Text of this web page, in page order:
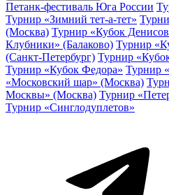
Петанк-фестиваль Юга России
Турнир «Зимний тет-а-тет»
(Москва) Турнир «Кубок
Клубники» (Балаково) Турнир
(Санкт-Петербург) Турнир
Турнир «Кубок Федора» Турнир
«Московский шар» (Москва)
Москвы» (Москва) Турнир
Турнир «Синглодуплетов»